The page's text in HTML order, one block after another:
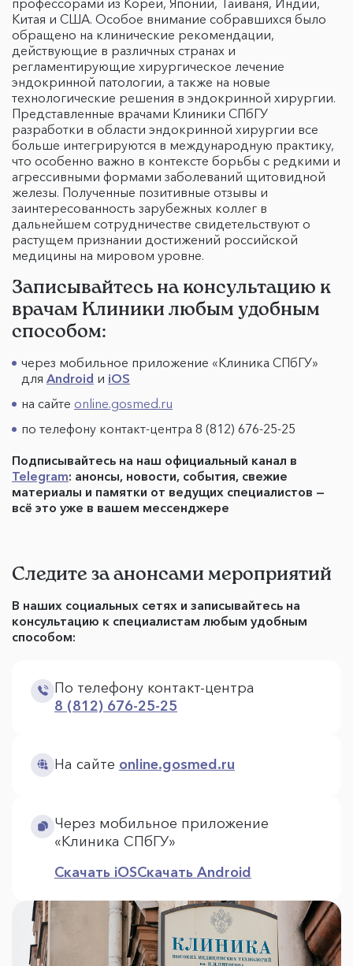
Китая и США. Особое внимание собравшихся было
обращено на клинические рекомендации,
действующие в различных странах и
регламентирующие хирургическое лечение
эндокринной патологии, а также на новые
технологические решения в эндокринной хирургии.
Представленные врачами Клиники СПбГУ
разработки в области эндокринной хирургии все
больше интегрируются в международную практику,
что особенно важно в контексте борьбы с редкими и
агрессивными формами заболеваний щитовидной
железы. Полученные позитивные отзывы и
заинтересованность зарубежных коллег в
дальнейшем сотрудничестве свидетельствуют о
растущем признании достижений российской
медицины на мировом уровне.
Записывайтесь на консультацию к
врачам Клиники любым удобным
способом:
через мобильное приложение «Клиника СПбГУ»
для Android и iOS
на сайте online.gosmed.ru
по телефону контакт-центра 8 (812) 676-25-25
Подписывайтесь на наш официальный канал в
Telegram: анонсы, новости, события, свежие
материалы и памятки от ведущих специалистов —
всё это уже в вашем мессенджере
Следите за анонсами мероприятий
В наших социальных сетях и записывайтесь на
консультацию к специалистам любым удобным
способом:
По телефону контакт-центра
8 (812) 676-25-25
На сайте online.gosmed.ru
Через мобильное приложение
«Клиника СПбГУ»
Скачать iOSСкачать Android